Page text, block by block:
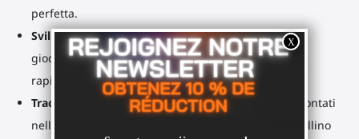
perfetta.
Sviluppa la tua memoria muscolareOgni volta che
giochi, osserva quanto sia più facile eseguire
rapidamente un colpo perfetto o ricaricare.
Tracciamento perfetto: I supporti per controller montati
nella parte inferiore mantengono un segnale cristallino